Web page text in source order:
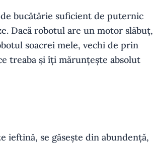
bucătărie suficient de puternic
Dacă robotul are un motor slăbuț,
soacrei mele, vechi de prin
treaba și îți mărunțește absolut
ieftină, se găsește din abundență,